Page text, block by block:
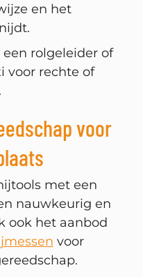
en het
rolgeleider of
voor rechte of
voor
met een
nauwkeurig en
ook het aanbod
voor